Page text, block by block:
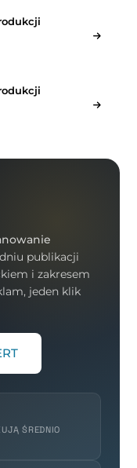
publikacji
i zakresem
jeden klik
ŚREDNIO